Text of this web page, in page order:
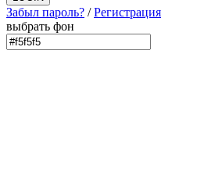
Забыл пароль? /Регистрация
выбрать фон